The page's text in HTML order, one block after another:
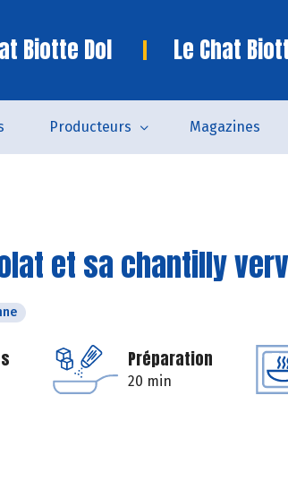
Biotte Dol Le Chat
Producteurs Magazines
et sa chantilly
Préparation
20 min